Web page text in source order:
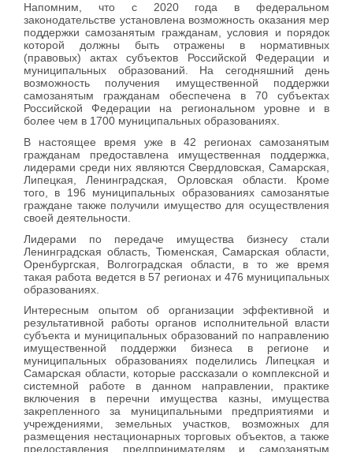
Напомним, что с 2020 года в федеральном
законодательстве установлена возможность оказания мер
поддержки самозанятым гражданам, условия и порядок
которой должны быть отражены в нормативных
(правовых) актах субъектов Российской Федерации и
муниципальных образований. На сегодняшний день
возможность получения имущественной поддержки
самозанятым гражданам обеспечена в 70 субъектах
Российской Федерации на региональном уровне и в
более чем в 1700 муниципальных образованиях.
В настоящее время уже в 42 регионах самозанятым
гражданам предоставлена имущественная поддержка,
лидерами среди них являются Свердловская, Самарская,
Липецкая, Ленинградская, Орловская области. Кроме
того, в 196 муниципальных образованиях самозанятые
граждане также получили имущество для осуществления
своей деятельности.
Лидерами по передаче имущества бизнесу стали
Ленинградская область, Тюменская, Самарская области,
Оренбургская, Волгоградская области, в то же время
такая работа ведется в 57 регионах и 476 муниципальных
образованиях.
Интересным опытом об организации эффективной и
результативной работы органов исполнительной власти
субъекта и муниципальных образований по направлению
имущественной поддержки бизнеса в регионе и
муниципальных образованиях поделились Липецкая и
Самарская области, которые рассказали о комплексной и
системной работе в данном направлении, практике
включения в перечни имущества казны, имущества
закрепленного за муниципальными предприятиями и
учреждениями, земельных участков, возможных для
размещения нестационарных торговых объектов, а также
предоставления предпринимателям и самозанятым